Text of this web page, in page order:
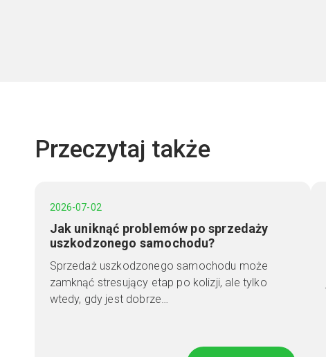
Przeczytaj także
2026-07-02
Jak uniknąć problemów po sprzedaży
uszkodzonego samochodu?
Sprzedaż uszkodzonego samochodu może
zamknąć stresujący etap po kolizji, ale tylko
wtedy, gdy jest dobrze…